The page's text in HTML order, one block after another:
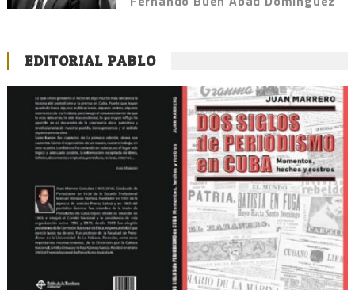
EDITORIAL PABLO